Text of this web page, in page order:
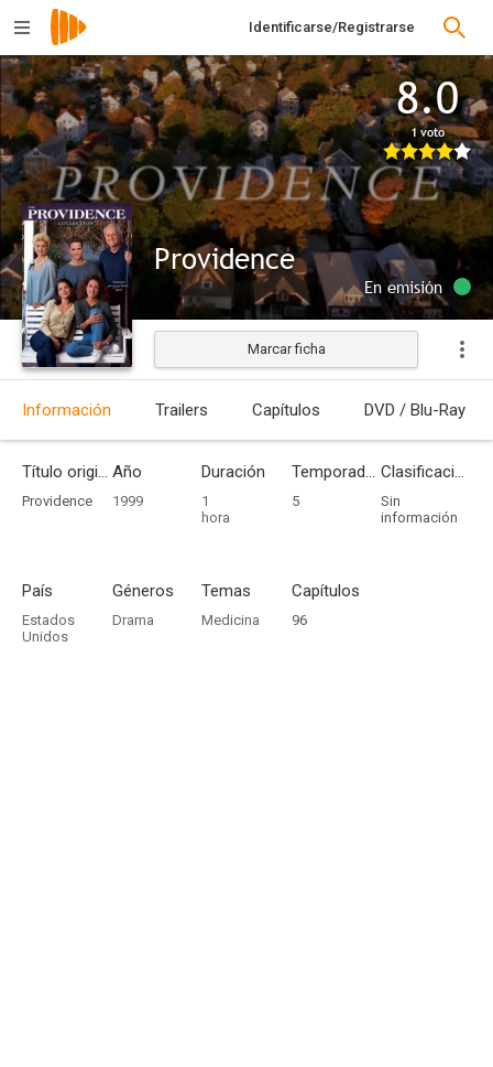
Identificarse/Registrarse
8.0
1 voto
Providence
En emisión
Marcar ficha
Información Trailers Capítulos DVD / Blu-Ray
Título original
Providence
Año
1999
Duración
1
hora
Temporadas
5
Clasificación por edades
Sin
información
País
Estados
Unidos
Géneros
Drama
Temas
Medicina
Capítulos
96